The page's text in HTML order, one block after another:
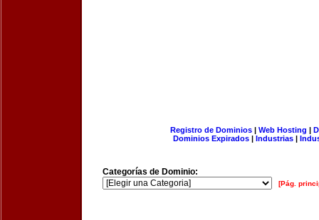
Registro de Dominios| Web Hosting |
Dominios Expirados | Industrias |
Categorías de Dominio:
[Pág.